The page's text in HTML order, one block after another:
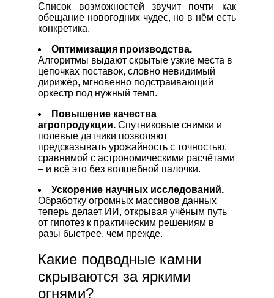
Список возможностей звучит почти как
обещание новогодних чудес, но в нём есть
конкретика.
Оптимизация производства.
Алгоритмы выдают скрытые узкие места в
цепочках поставок, словно невидимый
дирижёр, мгновенно подстраивающий
оркестр под нужный темп.
Повышение качества
агропродукции. Спутниковые снимки и
полевые датчики позволяют
предсказывать урожайность с точностью,
сравнимой с астрономическими расчётами
– и всё это без волшебной палочки.
Ускорение научных исследований.
Обработку огромных массивов данных
теперь делает ИИ, открывая учёным путь
от гипотез к практическим решениям в
разы быстрее, чем прежде.
Какие подводные камни
скрываются за яркими
огнями?